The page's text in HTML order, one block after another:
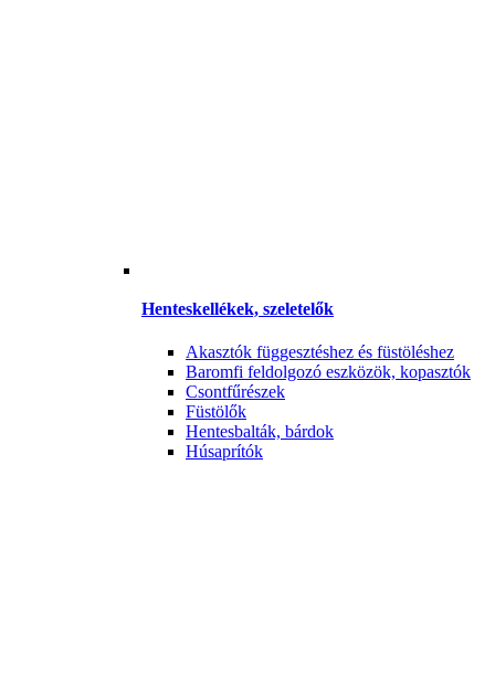
Henteskellékek, szeletelők
Akasztók függesztéshez és füstöléshez
Baromfi feldolgozó eszközök, kopasztók
Csontfűrészek
Füstölők
Hentesbalták, bárdok
Húsaprítók